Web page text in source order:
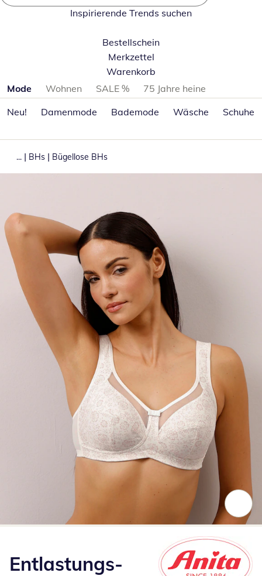
Inspirierende Trends suchen
Bestellschein
Merkzettel
Warenkorb
Produktkategorien überspringen
Mode Wohnen SALE %
75 Jahre heine
Neu!
Damenmode Bademode Wäsche Schuhe
... | BHs | Bügellose BHs
Entlastungs-